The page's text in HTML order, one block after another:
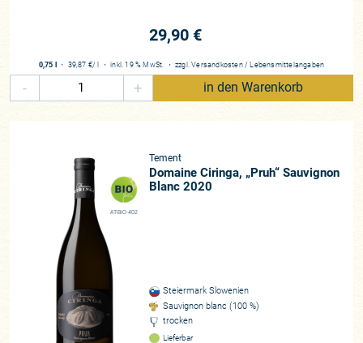
29,90 €
0,75 l ・ 39,87 €/ l ・inkl. 19 % MwSt. ・ zzgl.Versandkosten / Lebensmittelangaben
- + in den Warenkorb
AT-BIO-402
Tement
Domaine Ciringa, „Pruh“ Sauvignon
Blanc 2020
Steiermark Slowenien
Sauvignon blanc (100 %)
trocken
Lieferbar